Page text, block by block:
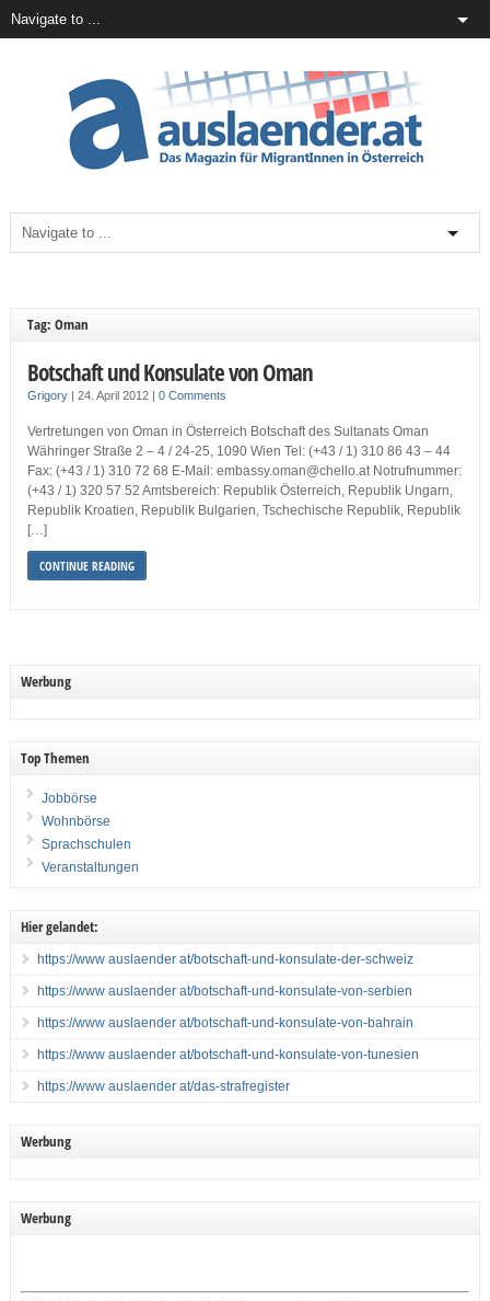
Tag: Oman
Botschaft und Konsulate von Oman
Grigory| 24. April 2012 | 0 Comments
Vertretungen von Oman in Österreich Botschaft des Sultanats Oman
Währinger Straße 2 – 4 / 24-25, 1090 Wien Tel: (+43 / 1) 310 86 43 – 44
Fax: (+43 / 1) 310 72 68 E-Mail: embassy.oman@chello.at Notrufnummer:
(+43 / 1) 320 57 52 Amtsbereich: Republik Österreich, Republik Ungarn,
Republik Kroatien, Republik Bulgarien, Tschechische Republik, Republik
[…]
CONTINUE READING
Werbung
Top Themen
Jobbörse
Wohnbörse
Sprachschulen
Veranstaltungen
Hier gelandet:
https://www auslaender at/botschaft-und-konsulate-der-schweiz
https://www auslaender at/botschaft-und-konsulate-von-serbien
https://www auslaender at/botschaft-und-konsulate-von-bahrain
https://www auslaender at/botschaft-und-konsulate-von-tunesien
https://www auslaender at/das-strafregister
Werbung
Werbung